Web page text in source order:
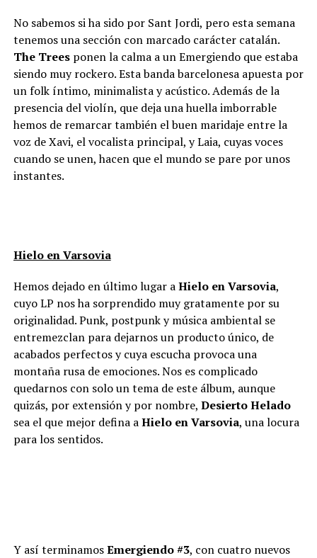
No sabemos si ha sido por Sant Jordi, pero esta semana
tenemos una sección con marcado carácter catalán.
The Treesponen la calma a un Emergiendo que estaba
siendo muy rockero. Esta banda barcelonesa apuesta por
un folk íntimo, minimalista y acústico. Además de la
presencia del violín, que deja una huella imborrable
hemos de remarcar también el buen maridaje entre la
voz de Xavi, el vocalista principal, y Laia, cuyas voces
cuando se unen, hacen que el mundo se pare por unos
instantes.
Hielo en Varsovia
Hemos dejado en último lugar aHielo en Varsovia,
cuyo LP nos ha sorprendido muy gratamente por su
originalidad. Punk, postpunk y música ambiental se
entremezclan para dejarnos un producto único, de
acabados perfectos y cuya escucha provoca una
montaña rusa de emociones. Nos es complicado
quedarnos con solo un tema de este álbum, aunque
quizás, por extensión y por nombre, Desierto Helado
sea el que mejor defina aHielo en Varsovia, una locura
para los sentidos.
Y así terminamosEmergiendo #3, con cuatro nuevos